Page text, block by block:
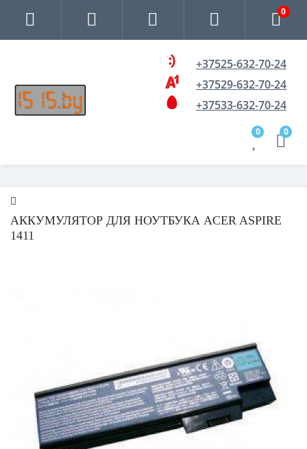
0
+37525-632-70-24
+37529-632-70-24
+37533-632-70-24
0 0
АККУМУЛЯТОР ДЛЯ НОУТБУКА ACER ASPIRE
1411